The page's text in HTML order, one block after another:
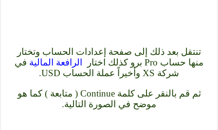
تنتقل بعد ذلك إلى صفحة إعدادات الحساب وتختار
منها حساب Pro برو كذلك اختار
الرافعة المالية في
شركة XS وأخيراً عملة الحساب USD.
ثم قم بالنقر على كلمة Continue ( متابعة ) كما هو
موضح في الصورة التالية.